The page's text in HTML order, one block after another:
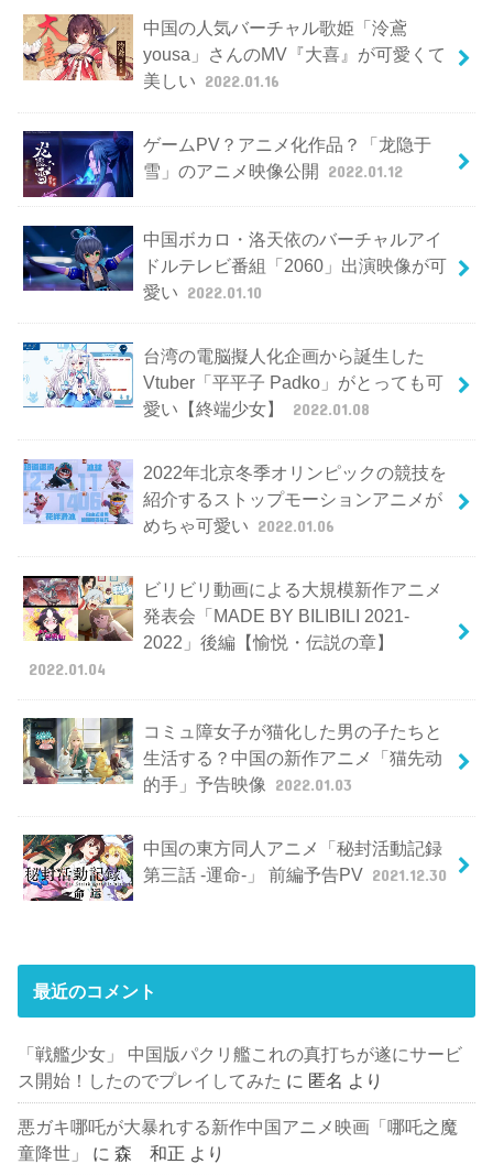
中国の人気バーチャル歌姫「泠鳶
yousa」さんのMV『大喜』が可愛くて
美しい 2022.01.16
ゲームPV？アニメ化作品？「龙隐于
雪」のアニメ映像公開
2022.01.12
中国ボカロ・洛天依のバーチャルアイ
ドルテレビ番組「2060」出演映像が可
愛い 2022.01.10
台湾の電脳擬人化企画から誕生した
Vtuber「平平子 Padko」がとっても可
愛い【終端少女】
2022.01.08
2022年北京冬季オリンピックの競技を
紹介するストップモーションアニメが
めちゃ可愛い 2022.01.06
ビリビリ動画による大規模新作アニメ
発表会「MADE BY BILIBILI 2021-
2022」後編【愉悦・伝説の章】
2022.01.04
コミュ障女子が猫化した男の子たちと
生活する？中国の新作アニメ「猫先动
的手」予告映像
2022.01.03
中国の東方同人アニメ「秘封活動記録
第三話 -運命-」 前編予告PV 2021.12.30
最近のコメント
「戦艦少女」 中国版パクリ艦これの真打ちが遂にサービ
ス開始！したのでプレイしてみた に 匿名 より
悪ガキ哪吒が大暴れする新作中国アニメ映画「哪吒之魔
童降世」
に森 和正 より